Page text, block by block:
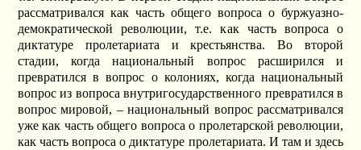
рассматривался как часть общего вопроса о буржуазно-
демократической революции, т.е. как часть вопроса о
диктатуре пролетариата и крестьянства. Во второй
стадии, когда национальный вопрос расширился и
превратился в вопрос о колониях, когда национальный
вопрос из вопроса внутригосударственного превратился в
вопрос мировой, – национальный вопрос рассматривался
уже как часть общего вопроса о пролетарской революции,
как часть вопроса о диктатуре пролетариата. И там и здесь